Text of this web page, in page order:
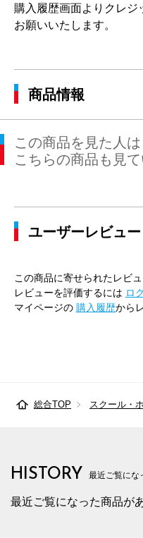
購入履歴画面よりクレジ
お願いいたします。
商品情報
この商品を見た人は
こちらの商品も見
ユーザーレビュー
この商品に寄せられたレビ
レビューを評価するには ロ
マイページの 購入履歴から
総合TOP スクール・
HISTORY 最近ご覧にな
最近ご覧になった商品が